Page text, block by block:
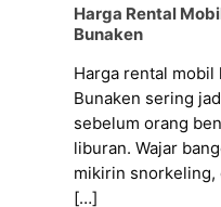
Harga Rental
Bunaken
Harga rental mobil
Bunaken sering
sebelum orang
liburan. Wajar
mikirin snorkeling,
[…]